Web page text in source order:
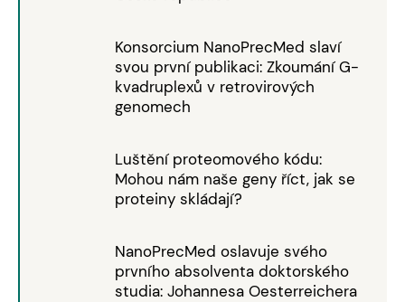
Konsorcium NanoPrecMed slaví
svou první publikaci: Zkoumání G-
kvadruplexů v retrovirových
genomech
Luštění proteomového kódu:
Mohou nám naše geny říct, jak se
proteiny skládají?
NanoPrecMed oslavuje svého
prvního absolventa doktorského
studia: Johannesa Oesterreichera